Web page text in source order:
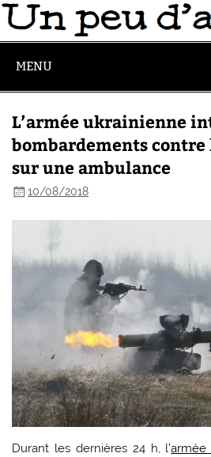
MENU
L’armée ukrainienne
bombardements contre
sur une ambulance
10/08/2018
Durant les dernières 24 h, l’armée